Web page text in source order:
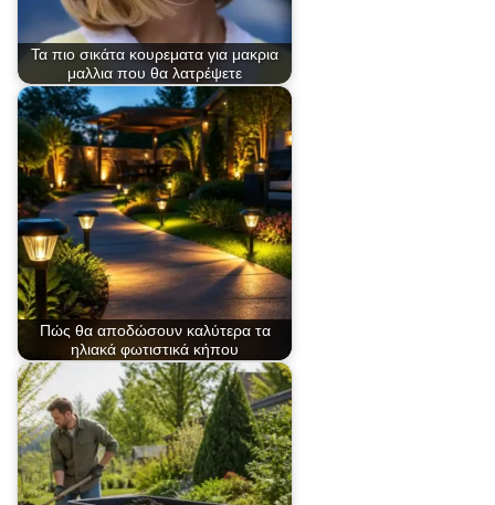
Τα πιο σικάτα κουρεματα για μακρια
μαλλια που θα λατρέψετε
Πώς θα αποδώσουν καλύτερα τα
ηλιακά φωτιστικά κήπου